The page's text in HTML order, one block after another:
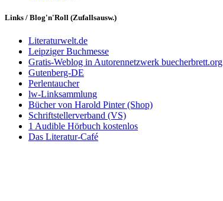
Links / Blog'n'Roll (Zufallsausw.)
Literaturwelt.de
Leipziger Buchmesse
Gratis-Weblog in Autorennetzwerk buecherbrett.org
Gutenberg-DE
Perlentaucher
lw-Linksammlung
Bücher von Harold Pinter (Shop)
Schriftstellerverband (VS)
1 Audible Hörbuch kostenlos
Das Literatur-Café